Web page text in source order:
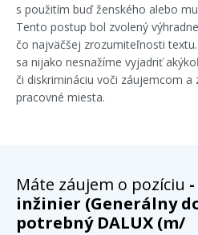
s použitím buď ženského alebo
Tento postup bol zvolený
čo najväčšej zrozumiteľnosti
sa nijako nesnažíme vyjadriť
či diskrimináciu voči záujemcom
pracovné miesta.
Máte záujem o pozíciu
inžinier (Generálny
potrebný DALUX (m/